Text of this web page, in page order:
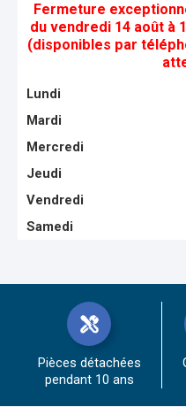
Fermeture
du vendredi 14 août à
(disponibles par
Lundi
Mardi
Mercredi
Jeudi
Vendredi
Samedi
Pièces détachées
pendant 10 ans